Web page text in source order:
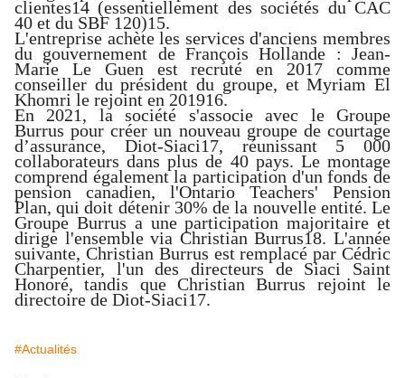
clientes14 (essentiellement des sociétés duCAC
40 et du SBF 120)15.
L'entreprise achète les services d'anciens membres
du gouvernement de François Hollande :Jean-
Marie Le Guen est recruté en 2017 comme
conseiller du président du groupe, etMyriam El
Khomri le rejoint en 201916.
En 2021, la société s'associe avec le Groupe
Burrus pour créer un nouveau groupe de courtage
d’assurance, Diot-Siaci17, réunissant 5 000
collaborateurs dans plus de 40 pays. Le montage
comprend également la participation d'un fonds de
pension canadien, l'Ontario Teachers' Pension
Plan, qui doit détenir 30% de la nouvelle entité. Le
Groupe Burrus a une participation majoritaire et
dirige l'ensemble via Christian Burrus18. L'année
suivante, Christian Burrus est remplacé par Cédric
Charpentier, l'un des directeurs de Siaci Saint
Honoré, tandis que Christian Burrus rejoint le
directoire de Diot-Siaci17.
#Actualités